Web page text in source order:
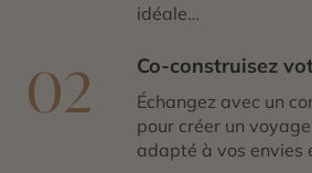
idéale…
02 Co-construisez
Échangez avec un
pour créer un
adapté à vos envies